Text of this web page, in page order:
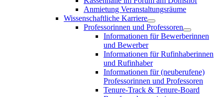
Anmietung Veranstaltungsräume
Wissenschaftliche Karriere
Professorinnen und Professoren
Informationen für Bewerberinnen
und Bewerber
Informationen für Rufinhaberinnen
und Rufinhaber
Informationen für (neuberufene)
Professorinnen und Professoren
Tenure-Track & Tenure-Board